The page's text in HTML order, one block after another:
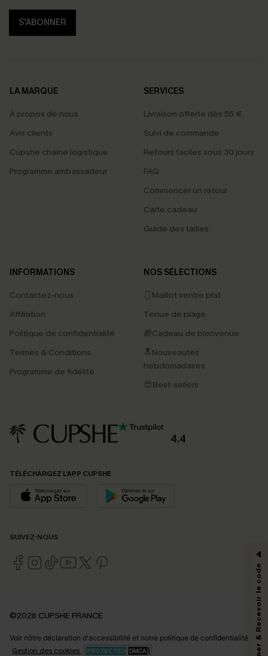
S'ABONNER
LA MARQUE
À propos de nous
Avis clients
Cupshe chaîne logistique
Programme ambassadeur
SERVICES
Livraison offerte dès 55 €
Suivi de commande
Retours faciles sous 30 jours
FAQ
Commencer un retour
Carte cadeau
Guide des tailles
INFORMATIONS
Contactez-nous
Affiliation
Politique de confidentialité
Termes & Conditions
Programme de fidélité
NOS SÉLECTIONS
🩱Maillot ventre plat
Tenue de plage
🎁Cadeau de bienvenue
🔝Nouveautés
hebdomadaires
😍Best-sellers
4.4
TÉLÉCHARGEZ L’APP CUPSHE
SUIVEZ-NOUS
©2026 CUPSHE FRANCE
Voir nôtre déclaration d'accessibilité et notre politique de confidentialité.
Gestion des cookies
*Un code par commande, valable une seule fois.
marketing (y compris du contenu généré par l'IA) de Cupshe et
pouvons utiliser les données collectées sur notre site ainsi que des
technologies de suivi, telles que des pixels intégrés à nos e-mails, afin de
S'abonner & Recevoir le code